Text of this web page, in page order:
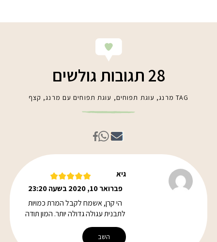
28 תגובות גולשים
TAG מרנג, עוגת תפוחים, עוגת תפוחים עם מרנג, קצף
גיא
פברואר 10, 2020 בשעה 23:20
הי קרן, אשמח לקבל המרת כמויות
לתבנית עגולה גדולה יותר. המון תודה
השב